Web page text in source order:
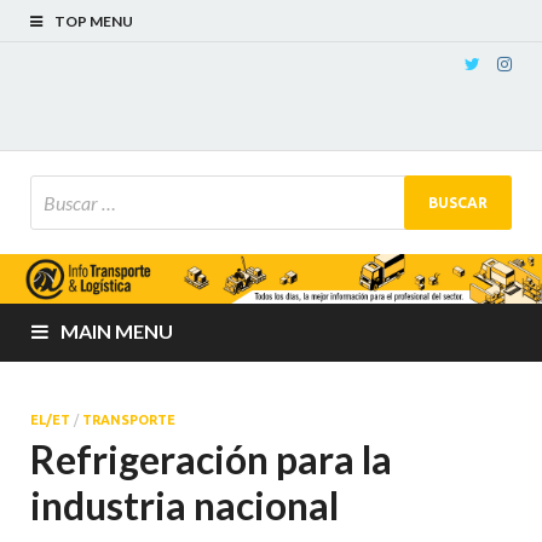
TOP MENU
MAIN MENU
EL/ET / TRANSPORTE
Refrigeración para la
industria nacional